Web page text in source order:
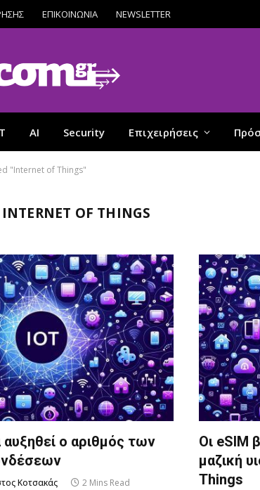
ΕΠΙΚΟΙΝΩΝΙΑ NEWSLETTER
AI Security Επιχειρήσεις
"Internet of Things"
INTERNET OF THINGS
αυξηθεί ο αριθμός των
Κοτσακάς
2 Mins Read
Οι eSIM
μαζική
Things